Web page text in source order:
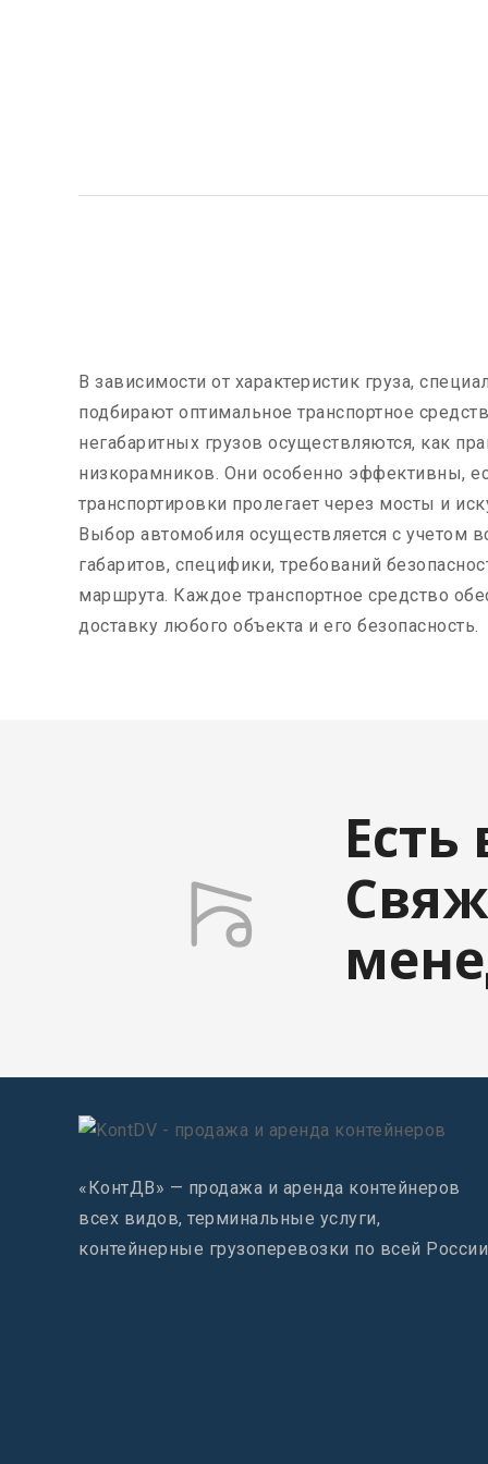
В зависимости от характеристик груза,
подбирают оптимальное транспортное
негабаритных грузов осуществляются, как
низкорамников. Они особенно эффективны,
транспортировки пролегает через мосты и
Выбор автомобиля осуществляется с учетом
габаритов, специфики, требований
маршрута. Каждое транспортное средство
доставку любого объекта и его безопасность.
Есть
«КонтДВ» — продажа и аренда контейнеров
всех видов, терминальные услуги,
контейнерные грузоперевозки по всей России